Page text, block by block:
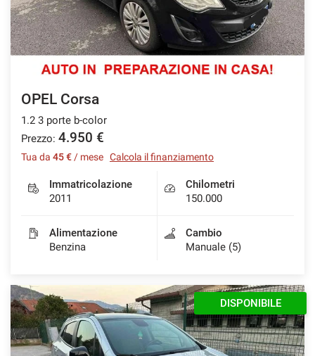
OPEL Corsa
1.2 3 porte b-color
Prezzo: 4.950 €
Tua da 45 € / mese Calcola il finanziamento
Immatricolazione
2011
Chilometri
150.000
Alimentazione
Benzina
Cambio
Manuale (5)
DISPONIBILE